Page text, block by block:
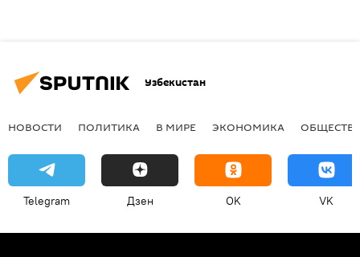
Узбекистан
НОВОСТИ ПОЛИТИКА В МИРЕ ЭКОНОМИКА
Telegram Дзен OK VK